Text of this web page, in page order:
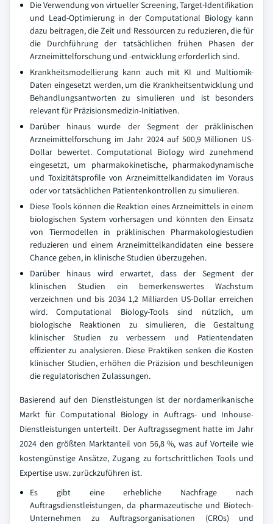
Die Verwendung von virtueller Screening, Target-Identifikation
und Lead-Optimierung in der Computational Biology kann
dazu beitragen, die Zeit und Ressourcen zu reduzieren, die für
die Durchführung der tatsächlichen frühen Phasen der
Arzneimittelforschung und -entwicklung erforderlich sind.
Krankheitsmodellierung kann auch mit KI und Multiomik-
Daten eingesetzt werden, um die Krankheitsentwicklung und
Behandlungsantworten zu simulieren und ist besonders
relevant für Präzisionsmedizin-Initiativen.
Darüber hinaus wurde der Segment der präklinischen
Arzneimittelforschung im Jahr 2024 auf 500,9 Millionen US-
Dollar bewertet. Computational Biology wird zunehmend
eingesetzt, um pharmakokinetische, pharmakodynamische
und Toxizitätsprofile von Arzneimittelkandidaten im Voraus
oder vor tatsächlichen Patientenkontrollen zu simulieren.
Diese Tools können die Reaktion eines Arzneimittels in einem
biologischen System vorhersagen und könnten den Einsatz
von Tiermodellen in präklinischen Pharmakologiestudien
reduzieren und einem Arzneimittelkandidaten eine bessere
Chance geben, in klinische Studien überzugehen.
Darüber hinaus wird erwartet, dass der Segment der
klinischen Studien ein bemerkenswertes Wachstum
verzeichnen und bis 2034 1,2 Milliarden US-Dollar erreichen
wird. Computational Biology-Tools sind nützlich, um
biologische Reaktionen zu simulieren, die Gestaltung
klinischer Studien zu verbessern und Patientendaten
effizienter zu analysieren. Diese Praktiken senken die Kosten
klinischer Studien, erhöhen die Präzision und beschleunigen
die regulatorischen Zulassungen.
Basierend auf den Dienstleistungen ist der nordamerikanische
Markt für Computational Biology in Auftrags- und Inhouse-
Dienstleistungen unterteilt. Der Auftragssegment hatte im Jahr
2024 den größten Marktanteil von 56,8 %, was auf Vorteile wie
kostengünstige Ansätze, Zugang zu fortschrittlichen Tools und
Expertise usw. zurückzuführen ist.
Es gibt eine erhebliche Nachfrage nach
Auftragsdienstleistungen, da pharmazeutische und Biotech-
Unternehmen zu Auftragsorganisationen (CROs) und